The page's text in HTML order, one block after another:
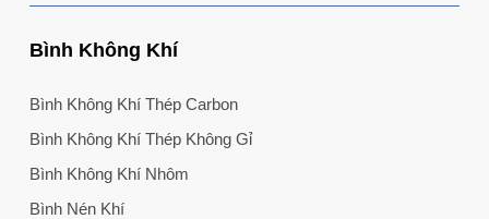
Bình Không Khí
Bình Không Khí Thép Carbon
Bình Không Khí Thép Không Gỉ
Bình Không Khí Nhôm
Bình Nén Khí